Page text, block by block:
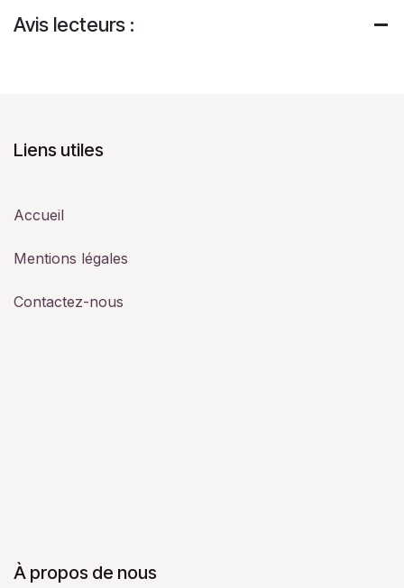
Avis lecteurs :
Liens utiles
Accueil
Mentions légales
Contactez-nous
À propos de nous